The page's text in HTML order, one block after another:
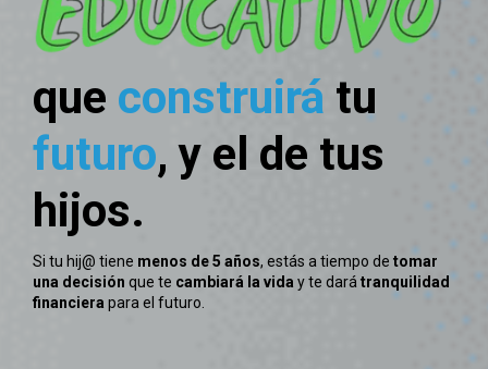
que construirá tu
futuro, y el de tus
hijos.
Si tu hij@ tiene menos de 5 años, estás a tiempo de tomar
una decisión que te cambiará la vida y te dará tranquilidad
financiera para el futuro.